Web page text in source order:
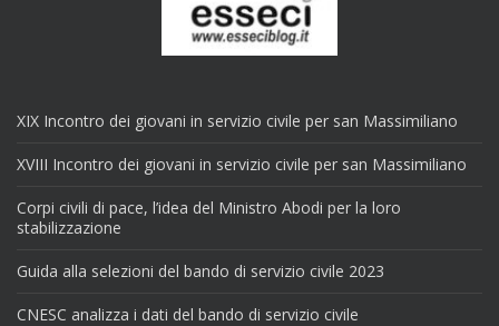
XIX Incontro dei giovani in servizio civile per san Massimiliano
XVIII Incontro dei giovani in servizio civile per san Massimiliano
Corpi civili di pace, l’idea del Ministro Abodi per la loro
stabilizzazione
Guida alla selezioni del bando di servizio civile 2023
CNESC analizza i dati del bando di servizio civile